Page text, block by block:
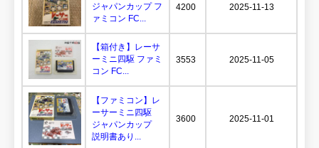
ジャパンカップ フ
ァミコン FC...
4200 2025-11-13
【箱付き】レーサ
ーミニ四駆 ファミ
コン FC...
3553 2025-11-05
【ファミコン】レ
ーサーミニ四駆
ジャパンカップ
説明書あり...
3600 2025-11-01